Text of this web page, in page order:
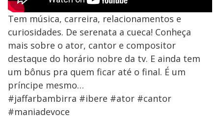
Tem música, carreira, relacionamentos e
curiosidades. De serenata a cueca! Conheça
mais sobre o ator, cantor e compositor
destaque do horário nobre da tv. E ainda tem
um bônus pra quem ficar até o final. É um
príncipe mesmo…
#jaffarbambirra #ibere #ator #cantor
#maniadevoce